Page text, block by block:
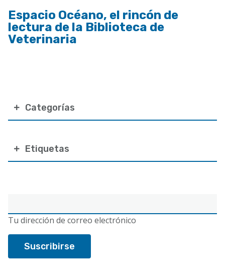
electrónico
Tu dirección de correo electrónico
Categorías
Etiquetas
Espacio Océano, el rincón de
lectura de la Biblioteca de
Veterinaria